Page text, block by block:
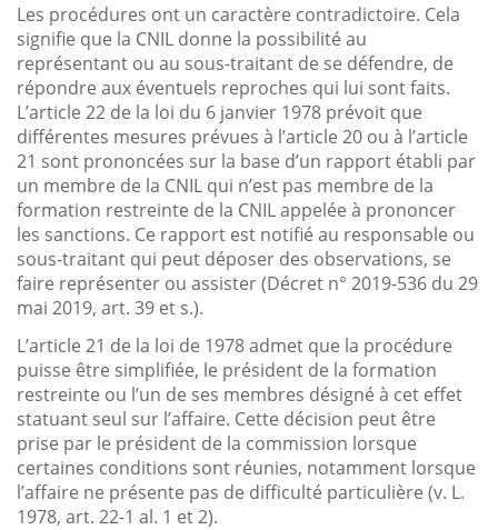
Les procédures ont un caractère contradictoire. Cela
signifie que la CNIL donne la possibilité au
représentant ou au sous-traitant de se défendre, de
répondre aux éventuels reproches qui lui sont faits.
L’article 22 de la loi du 6 janvier 1978 prévoit que
différentes mesures prévues à l’article 20 ou à l’article
21 sont prononcées sur la base d’un rapport établi par
un membre de la CNIL qui n’est pas membre de la
formation restreinte de la CNIL appelée à prononcer
les sanctions. Ce rapport est notifié au responsable ou
sous-traitant qui peut déposer des observations, se
faire représenter ou assister (Décret n° 2019-536 du 29
mai 2019, art. 39 et s.).
L’article 21 de la loi de 1978 admet que la procédure
puisse être simplifiée, le président de la formation
restreinte ou l’un de ses membres désigné à cet effet
statuant seul sur l’affaire. Cette décision peut être
prise par le président de la commission lorsque
certaines conditions sont réunies, notamment lorsque
l’affaire ne présente pas de difficulté particulière (v. L.
1978, art. 22-1 al. 1 et 2).